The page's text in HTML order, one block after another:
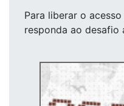
Para liberar o acesso
responda ao desafio